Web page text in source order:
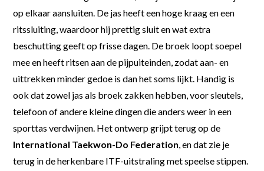
op elkaar aansluiten. De jas heeft een hoge kraag en een
ritssluiting, waardoor hij prettig sluit en wat extra
beschutting geeft op frisse dagen. De broek loopt soepel
mee en heeft ritsen aan de pijpuiteinden, zodat aan- en
uittrekken minder gedoe is dan het soms lijkt. Handig is
ook dat zowel jas als broek zakken hebben, voor sleutels,
telefoon of andere kleine dingen die anders weer in een
sporttas verdwijnen. Het ontwerp grijpt terug op de
International Taekwon-Do Federation, en dat zie je
terug in de herkenbare ITF-uitstraling met speelse stippen.